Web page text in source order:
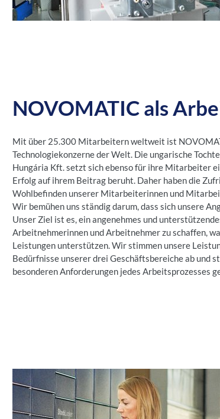
NOVOMATIC als
Mit über 25.300 Mitarbeitern weltweit ist
Technologiekonzerne der Welt. Die ungarische
Hungária Kft. setzt sich ebenso für ihre Mitarbeiter
Erfolg auf ihrem Beitrag beruht. Daher haben die
Wohlbefinden unserer Mitarbeiterinnen und
Wir bemühen uns ständig darum, dass sich unsere
Unser Ziel ist es, ein angenehmes und
Arbeitnehmerinnen und Arbeitnehmer zu schaffen,
Leistungen unterstützen. Wir stimmen unsere
Bedürfnisse unserer drei Geschäftsbereiche ab und
besonderen Anforderungen jedes Arbeitsprozesses